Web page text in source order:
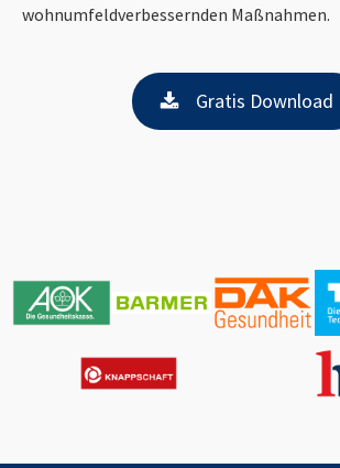
wohnumfeldverbessernden Maßnahmen.
Gratis Download